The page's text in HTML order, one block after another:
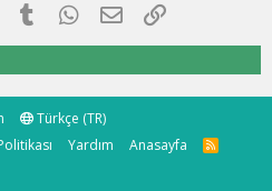
PinterestTumblrWhatsApp
E-postaLink
Türkçe (TR)
Yardım Anasayfa
R
S